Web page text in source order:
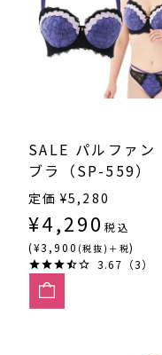
SALE パルファン
ブラ（SP-559）
定価 ¥5,280
¥4,290 税込
(¥3,900 (税抜)＋税)
3.67（3）